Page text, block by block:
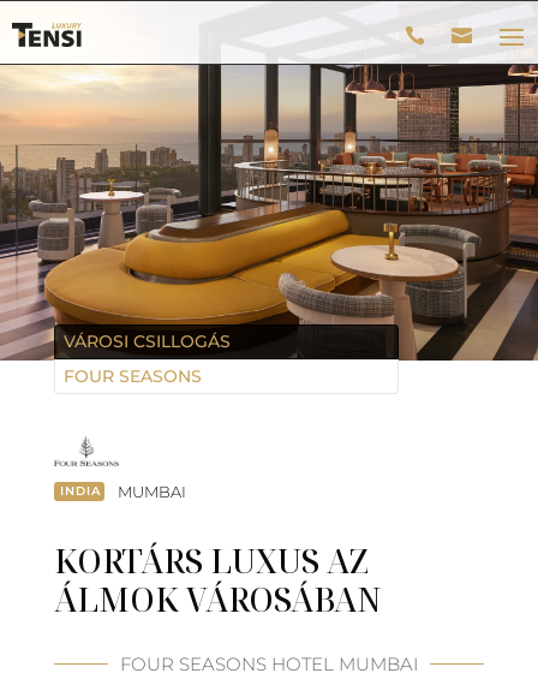
VÁROSI CSILLOGÁS
FOUR SEASONS
INDIA MUMBAI
KORTÁRS LUXUS AZ
ÁLMOK VÁROSÁBAN
FOUR SEASONS HOTEL MUMBAI